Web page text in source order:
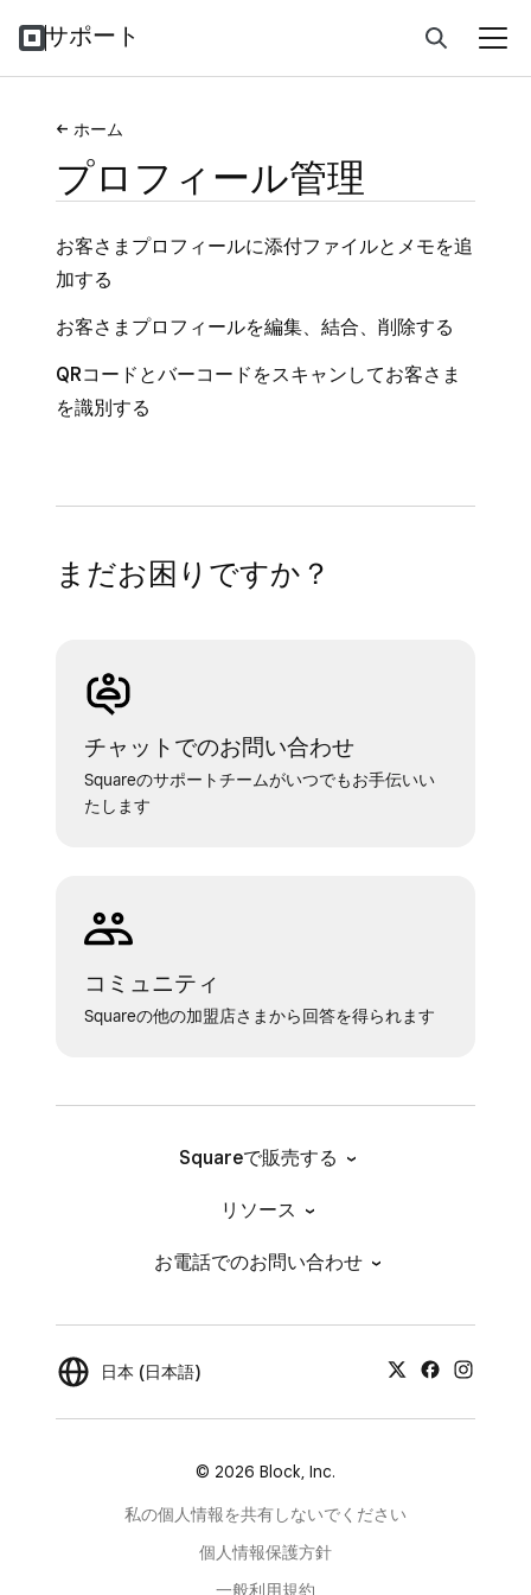
サポート
ホーム
プロフィール管理
お客さまプロフィールに添付ファイルとメモを追
加する
お客さまプロフィールを編集、結合、削除する
QRコードとバーコードをスキャンしてお客さま
を識別する
まだお困りですか？
チャットでのお問い合わせ
Squareのサポートチームがいつでもお手伝いい
たします
コミュニティ
Squareの他の加盟店さまから回答を得られます
Squareで販売する
リソース
お電話でのお問い合わせ
日本 (日本語)
© 2026 Block, Inc.
私の個人情報を共有しないでください
個人情報保護方針
一般利用規約